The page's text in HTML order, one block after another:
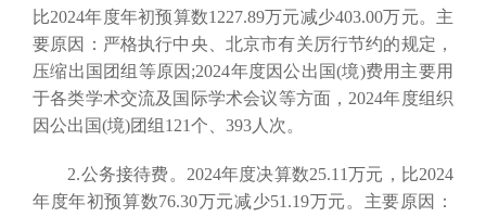
比2024年度年初预算数1227.89万元减少403.00万元。主
要原因：严格执行中央、北京市有关厉行节约的规定，
压缩出国团组等原因;2024年度因公出国(境)费用主要用
于各类学术交流及国际学术会议等方面，2024年度组织
因公出国(境)团组121个、393人次。
2.公务接待费。2024年度决算数25.11万元，比2024
年度年初预算数76.30万元减少51.19万元。主要原因：